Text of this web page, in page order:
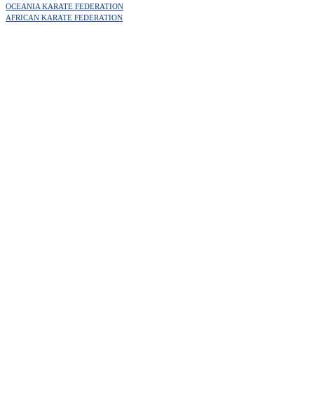
OCEANIA KARATE FEDERATION
AFRICAN KARATE FEDERATION